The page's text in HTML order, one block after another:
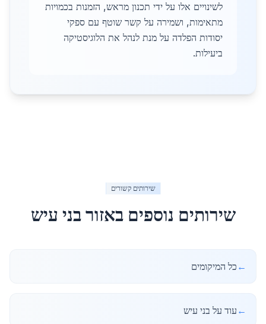
לשינויים אלו על ידי תכנון מראש, הזמנות בכמויות
מתאימות, ושמירה על קשר שוטף עם ספקי
יסודות הפלדה על מנת לנהל את הלוגיסטיקה
ביעילות.
שירותים קשורים
שירותים נוספים באזורבני עיש
← כל המיקומים
← עוד על בני עיש